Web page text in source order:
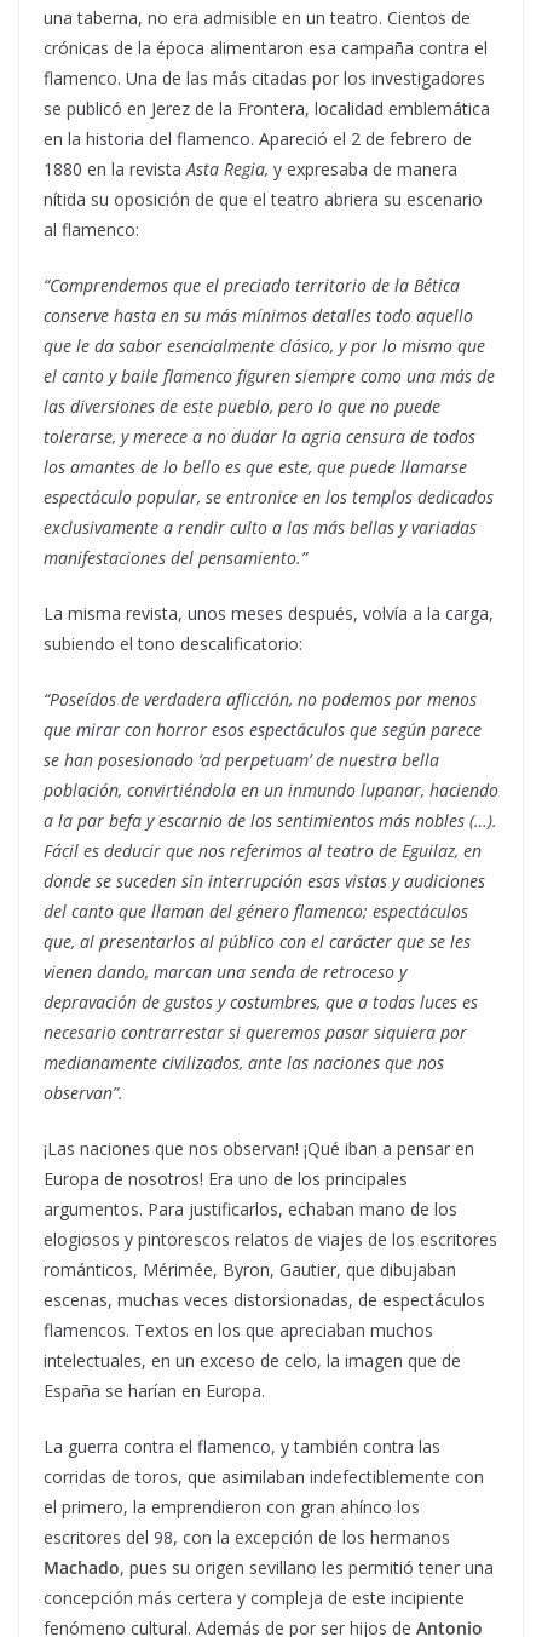
una taberna, no era admisible en un teatro. Cientos de
crónicas de la época alimentaron esa campaña contra el
flamenco. Una de las más citadas por los investigadores
se publicó en Jerez de la Frontera, localidad emblemática
en la historia del flamenco. Apareció el 2 de febrero de
1880 en la revistaAsta Regia, y expresaba de manera
nítida su oposición de que el teatro abriera su escenario
al flamenco:
“Comprendemos que el preciado territorio de la Bética
conserve hasta en su más mínimos detalles todo aquello
que le da sabor esencialmente clásico, y por lo mismo que
el canto y baile flamenco figuren siempre como una más de
las diversiones de este pueblo, pero lo que no puede
tolerarse, y merece a no dudar la agria censura de todos
los amantes de lo bello es que este, que puede llamarse
espectáculo popular, se entronice en los templos dedicados
exclusivamente a rendir culto a las más bellas y variadas
manifestaciones del pensamiento.”
La misma revista, unos meses después, volvía a la carga,
subiendo el tono descalificatorio:
“Poseídos de verdadera aflicción, no podemos por menos
que mirar con horror esos espectáculos que según parece
se han posesionado ‘ad perpetuam’ de nuestra bella
población, convirtiéndola en un inmundo lupanar, haciendo
a la par befa y escarnio de los sentimientos más nobles (…).
Fácil es deducir que nos referimos al teatro de Eguilaz, en
donde se suceden sin interrupción esas vistas y audiciones
del canto que llaman del género flamenco; espectáculos
que, al presentarlos al público con el carácter que se les
vienen dando, marcan una senda de retroceso y
depravación de gustos y costumbres, que a todas luces es
necesario contrarrestar si queremos pasar siquiera por
medianamente civilizados, ante las naciones que nos
observan”.
¡Las naciones que nos observan! ¡Qué iban a pensar en
Europa de nosotros! Era uno de los principales
argumentos. Para justificarlos, echaban mano de los
elogiosos y pintorescos relatos de viajes de los escritores
románticos, Mérimée, Byron, Gautier, que dibujaban
escenas, muchas veces distorsionadas, de espectáculos
flamencos. Textos en los que apreciaban muchos
intelectuales, en un exceso de celo, la imagen que de
España se harían en Europa.
La guerra contra el flamenco, y también contra las
corridas de toros, que asimilaban indefectiblemente con
el primero, la emprendieron con gran ahínco los
escritores del 98, con la excepción de los hermanos
Machado, pues su origen sevillano les permitió tener una
concepción más certera y compleja de este incipiente
fenómeno cultural. Además de por ser hijos de Antonio